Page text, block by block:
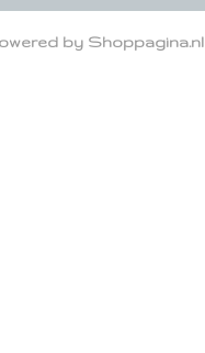
by Shoppagina.nl